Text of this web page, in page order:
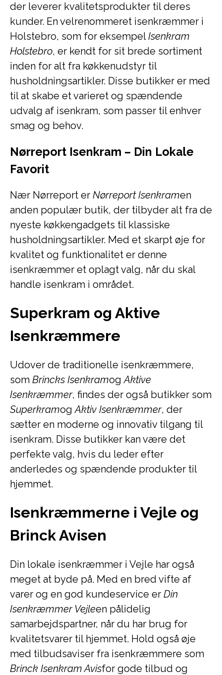
der leverer kvalitetsprodukter til deres
kunder. En velrenommeret isenkræmmer i
Holstebro, som for eksempelIsenkram
Holstebro, er kendt for sit brede sortiment
inden for alt fra køkkenudstyr til
husholdningsartikler. Disse butikker er med
til at skabe et varieret og spændende
udvalg af isenkram, som passer til enhver
smag og behov.
Nørreport Isenkram – Din Lokale
Favorit
Nær Nørreport er Nørreport Isenkramen
anden populær butik, der tilbyder alt fra de
nyeste køkkengadgets til klassiske
husholdningsartikler. Med et skarpt øje for
kvalitet og funktionalitet er denne
isenkræmmer et oplagt valg, når du skal
handle isenkram i området.
Superkram og Aktive
Isenkræmmere
Udover de traditionelle isenkræmmere,
som Brincks IsenkramogAktive
Isenkræmmer, findes der også butikker som
SuperkramogAktiv Isenkræmmer, der
sætter en moderne og innovativ tilgang til
isenkram. Disse butikker kan være det
perfekte valg, hvis du leder efter
anderledes og spændende produkter til
hjemmet.
Isenkræmmerne i Vejle og
Brinck Avisen
Din lokale isenkræmmer i Vejle har også
meget at byde på. Med en bred vifte af
varer og en god kundeservice er Din
Isenkræmmer Vejleen pålidelig
samarbejdspartner, når du har brug for
kvalitetsvarer til hjemmet. Hold også øje
med tilbudsaviser fra isenkræmmere som
Brinck Isenkram Avisfor gode tilbud og